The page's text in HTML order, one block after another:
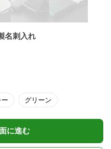
名刺入れ
ー グリーン
に進む